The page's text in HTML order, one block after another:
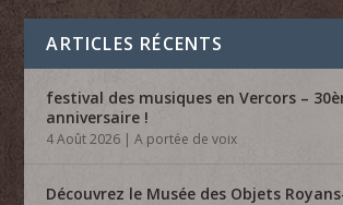
ARTICLES RÉCENTS
festival des musiques en Vercors –
anniversaire !
4 Août 2026 |A portée de voix
Découvrez le Musée des Objets